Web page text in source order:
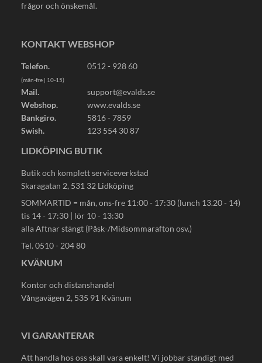
frågor och önskemål.
KONTAKT WEBSHOP
Telefon. 0512 - 928 60
(mån-fre | 10-15)
Mail.
support@evalds.se
Webshop.
www.evalds.se
Bankgiro.
5816 - 7859
Swish.
123 554 30 87
LIDKÖPING BUTIK
Butik och komplett serviceverkstad
Skaragatan 2, 531 32 Lidköping
SOMMARTID = mån, ons-fre 11:00 - 17:30 (lunch 13.20 - 14)
tis 14 - 17:30 | lör 10 - 13:30
alla Aftnar stängt (Påsk-/Midsommarafton osv.)
Tel. 0510 - 204 80
KVÄNUM
Kontor och distanshandel
Vångavägen 2, 535 91 Kvänum
VI GARANTERAR
Att handla hos oss skall vara enkelt! Vi jobbar ständigt med